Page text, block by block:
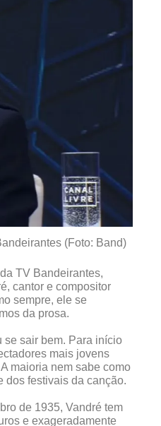
(Foto: Band)
TV Bandeirantes,
cantor e compositor
sempre, ele se
da prosa.
se sair bem. Para início
mais jovens
maioria nem sabe como
dos festivais da canção.
de 1935, Vandré tem
e exageradamente